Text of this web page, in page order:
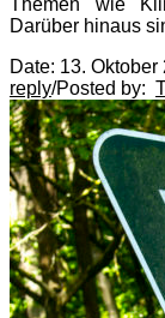
Darüber hinaus
Date: 13. Oktober
reply/Posted by: